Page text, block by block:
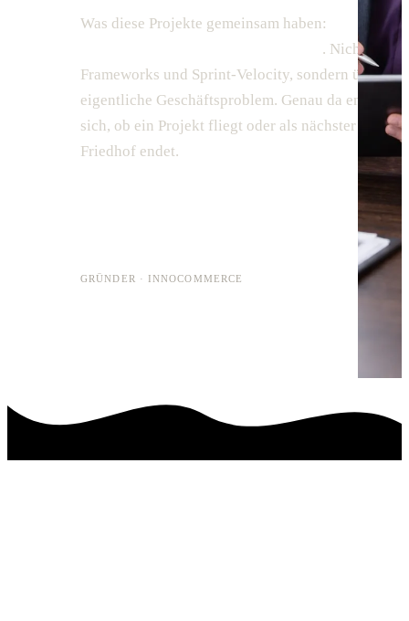
Was diese Projekte gemeinsam haben:
. Nicht über
Frameworks und Sprint-Velocity, sondern über das
eigentliche Geschäftsproblem. Genau da
sich, ob ein Projekt fliegt oder als nächster Plugin-
Friedhof endet.
GRÜNDER · INNOCOMMERCE